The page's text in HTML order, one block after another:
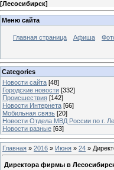
[Лесосибирск]
Меню сайта
Главная страница Афиша
Categories
Новости сайта [48]
Городские новости [332]
Происшествия [142]
Новости Интернета [66]
Мобильная связь [20]
Новости Отдела МВД России по г.
Новости разные [63]
Главная » 2016 » Июня » 24 »
Директора фирмы в